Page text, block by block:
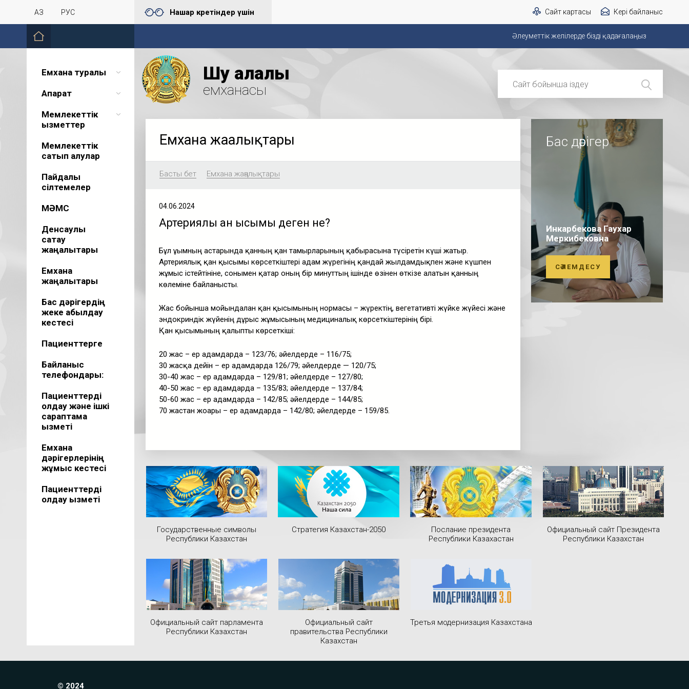
ҚАЗ РУС Нашар көретіндер үшін Сайт картасы Кері байланыс
Әлеуметтік желілерде бізді қадағалаңыз
Емхана туралы
Ақпарат
Мемлекеттік
қызметтер
Мемлекеттік
сатып алулар
Пайдалы
сілтемелер
МӘМС
Денсаулық
сақтау
жаңалықтары
Емхана
жаңалықтары
Бас дәрігердің
жеке қабылдау
кестесі
Пациенттерге
Байланыс
телефондары:
Пациенттерді
қолдау және ішкі
сараптама
қызметі
Емхана
дәрігерлерінің
жұмыс кестесі
Пациенттерді
қолдау қызметі
Шу қалалық
емханасы
Емхана жаңалықтары
Басты бет Емхана жаңалықтары
04.06.2024
Артериялық қан қысымы деген не?
Бұл ұғымның астарында қанның қан тамырларының қабырғасына түсіретін күші жатыр.
Артериялық қан қысымы көрсеткіштері адам жүрегінің қандай жылдамдықпен және күшпен
жұмыс істейтініне, сонымен қатар оның бір минуттың ішінде өзінен өткізе алатын қанның
көлеміне байланысты.
Жас бойынша мойындалған қан қысымының нормасы – жүректің, вегетативті жүйке жүйесі және
эндокриндік жүйенің дұрыс жұмысының медициналық көрсеткіштерінің бірі.
Қан қысымының қалыпты көрсеткіші:
20 жас – ер адамдарда – 123/76; әйелдерде – 116/75;
30 жасқа дейін – ер адамдарда 126/79; әйелдерде — 120/75;
30-40 жас – ер адамдарда – 129/81; әйелдерде – 127/80;
40-50 жас – ер адамдарда – 135/83; әйелдерде – 137/84;
50-60 жас – ер адамдарда – 142/85; әйелдерде – 144/85;
70 жастан жоғары – ер адамдарда – 142/80; әйелдерде – 159/85.
Бас дәрігер
Инкарбекова Гаухар
Меркибековна
СӘЛЕМДЕСУ
Государственные символы
Республики Казахстан
Стратегия Казахстан-2050
Послание президента
Республики Казахастан
Официальный сайт Президента
Республики Казахстан
Официальный сайт парламента
Республики Казахстан
Официальный сайт
правительства Республики
Казахстан
Третья модернизация Казахстана
© 2024